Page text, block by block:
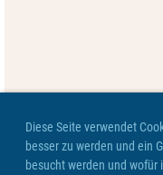
Diese Seite verwendet
besser zu werden und ein
besucht werden und wofür